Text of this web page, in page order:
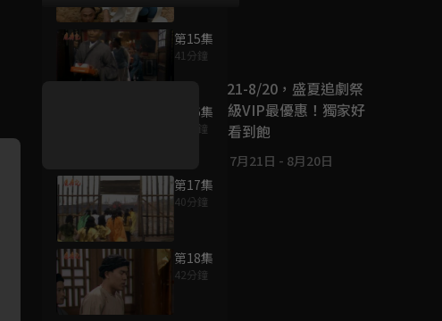
第15集
41分鐘
第16集
40分鐘
第17集
40分鐘
第18集
42分鐘
好康資訊
7/21-8/20，盛夏追劇祭
升級VIP最優惠！獨家好
戲看到飽
7月21日 - 8月20日